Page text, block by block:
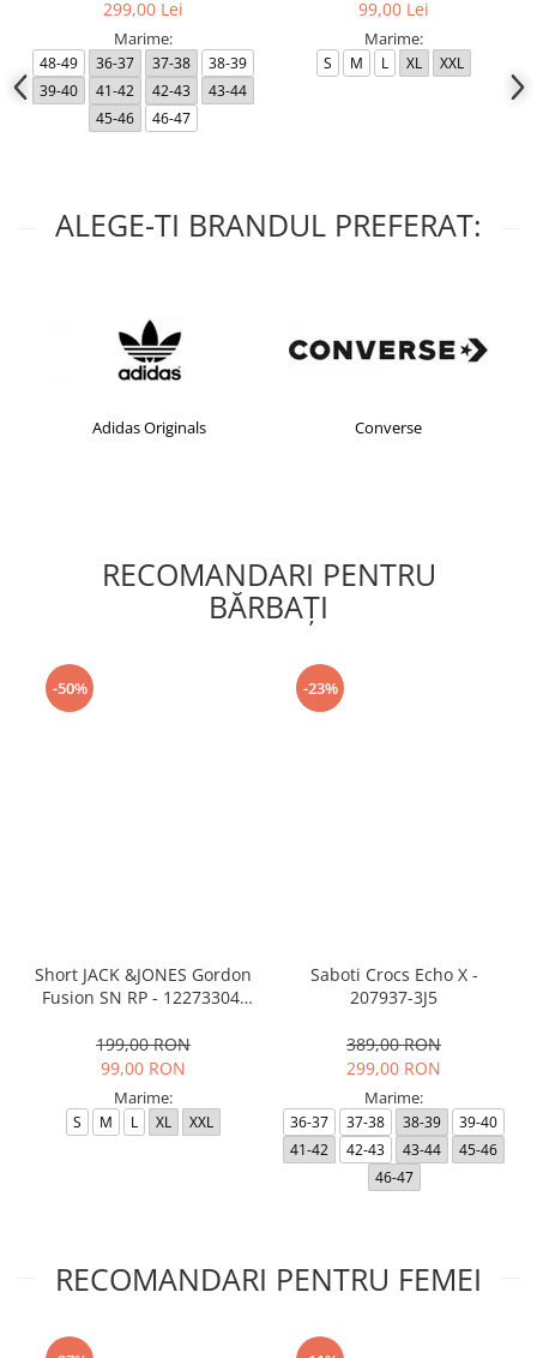
299,00 Lei
Marime:
48-49 36-37 37-38
38-39
39-40
41-42 42-43
43-44
45-46
46-47
99,00 Lei
Marime:
S M L XL XXL
ALEGE-TI BRANDUL PREFERAT:
Adidas Originals Converse
RECOMANDARI PENTRU
BĂRBAŢI
-50%
Short JACK &JONES Gordon
Fusion SN RP - 12273304-
199,00 RON
99,00 RON
Marime:
S M L XL XXL
-23%
Saboti Crocs Echo X -
207937-3J5
389,00 RON
299,00 RON
Marime:
36-37 37-38 38-39
39-40
41-42
42-43 43-44
45-46
46-47
RECOMANDARI PENTRU FEMEI